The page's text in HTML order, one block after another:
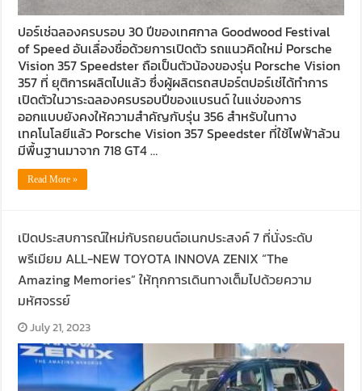
ปอร์เช่ฉลองครบรอบ 30 ปีของเทศกาล Goodwood Festival
of Speed อันเลื่องชื่อด้วยการเปิดตัว รถแนวคิดใหม่ Porsche
Vision 357 Speedster ถือเป็นตัวน้องของรุ่น Porsche Vision
357 ที่ ยุติการผลิตไปแล้ว ซึ่งผู้ผลิตรถสปอร์ตปอร์เช่ได้ทำการ
เปิดตัวในวาระฉลองครบรอบปีของแบรนด์ ในแง่ของการ
ออกแบบยังคงให้ความสำคัญกับรุ่น 356 สำหรับในทาง
เทคโนโลยีแล้ว Porsche Vision 357 Speedster ที่ใช้ไฟฟ้าล้วน
มีพื้นฐานมาจาก 718 GT4 …
Read More »
เปิดประสบการณ์ใหม่กับรถยนต์อเนกประสงค์ 7 ที่นั่งระดับ
พรีเมียม ALL-NEW TOYOTA INNOVA ZENIX “The
Amazing Memories” ให้ทุกการเดินทางเต็มไปด้วยความ
มหัศจรรย์
July 21, 2023